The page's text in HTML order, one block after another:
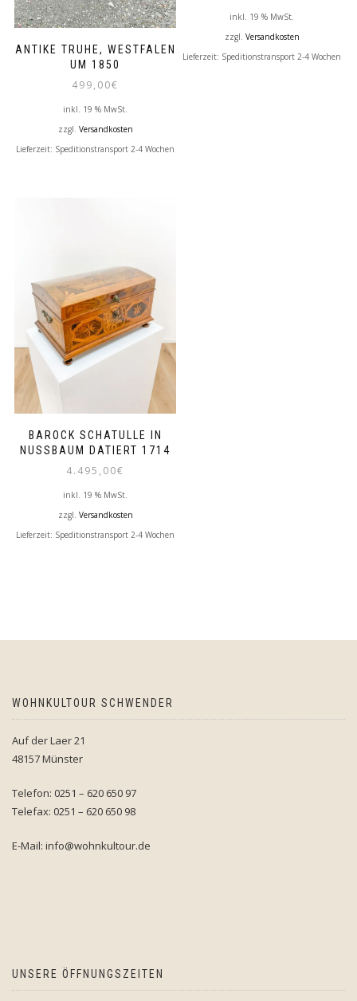
ANTIKE TRUHE, WESTFALEN
UM 1850
499,00€
inkl. 19 % MwSt.
zzgl. Versandkosten
Lieferzeit: Speditionstransport 2-4 Wochen
inkl. 19 % MwSt.
zzgl. Versandkosten
Lieferzeit: Speditionstransport 2-4 Wochen
BAROCK SCHATULLE IN
NUSSBAUM DATIERT 1714
4.495,00€
inkl. 19 % MwSt.
zzgl. Versandkosten
Lieferzeit: Speditionstransport 2-4 Wochen
WOHNKULTOUR SCHWENDER
Auf der Laer 21
48157 Münster
Telefon: 0251 – 620 650 97
Telefax: 0251 – 620 650 98
E-Mail: info@wohnkultour.de
UNSERE ÖFFNUNGSZEITEN